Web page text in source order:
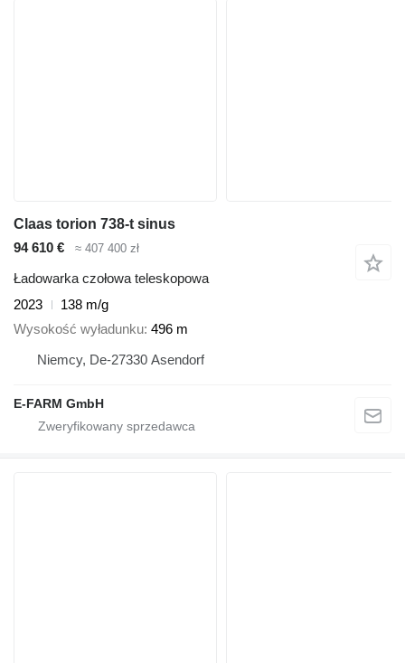
Claas torion 738-t sinus
94 610 €
≈ 407 400 zł
Ładowarka czołowa teleskopowa
2023
138 m/g
Wysokość wyładunku 496 m
Niemcy, De-27330 Asendorf
E-FARM GmbH